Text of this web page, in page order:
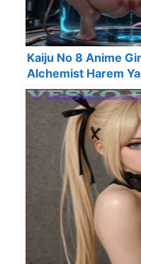
Kaiju No 8 Anime
Alchemist Harem